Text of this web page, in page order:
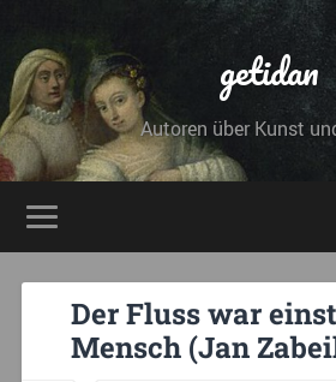
getidan
Autoren über Kunst
Der Fluss war
Mensch (Jan